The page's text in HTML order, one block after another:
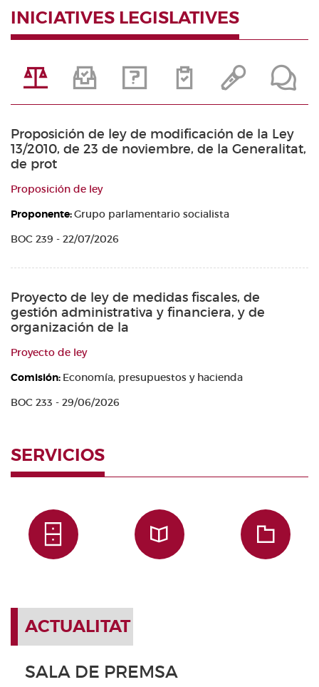
INICIATIVES LEGISLATIVES
Proposición de ley de modificación de la Ley
13/2010, de 23 de noviembre, de la Generalitat,
de prot
Proposición de ley
Proponente:Grupo parlamentario socialista
BOC 239 - 22/07/2026
Proyecto de ley de medidas fiscales, de
gestión administrativa y financiera, y de
organización de la
Proyecto de ley
Comisión: Economía, presupuestos y hacienda
BOC 233 - 29/06/2026
SERVICIOS
ACTUALITAT
SALA DE PREMSA